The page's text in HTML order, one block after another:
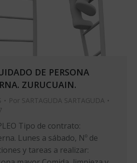
DE PERSONA
ZURUCUAIN.
Por SARTAGUDA SARTAGUDA
Tipo de contrato:
Lunes a sábado, Nº de
y tareas a realizar: